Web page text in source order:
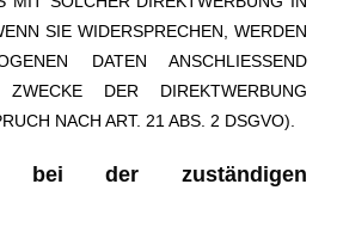
SIE WIDERSPRECHEN, WERDEN
DATEN ANSCHLIESSEND
DER DIREKTWERBUNG
NACH ART. 21 ABS. 2 DSGVO).
bei der zuständigen